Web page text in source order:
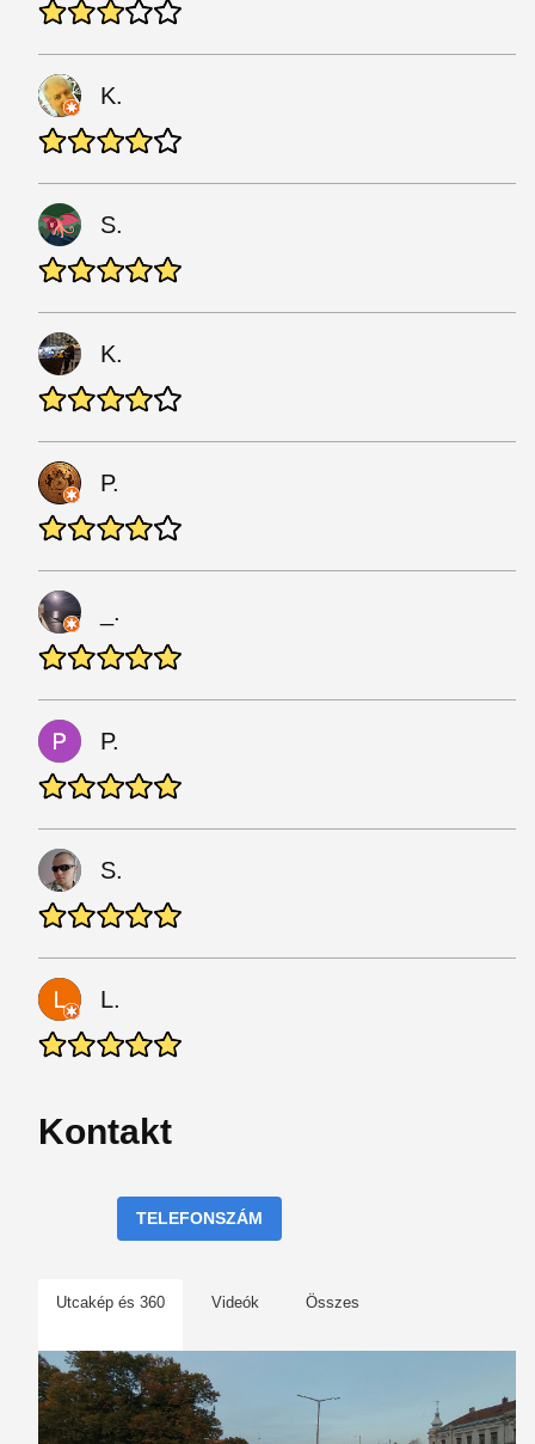
K.
S.
K.
P.
_.
P.
S.
L.
Kontakt
TELEFONSZÁM
Utcakép és 360 Videók Összes